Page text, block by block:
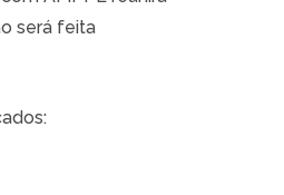
será feita